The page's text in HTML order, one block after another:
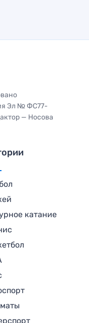
Эл № ФС77-
— Носова
катание